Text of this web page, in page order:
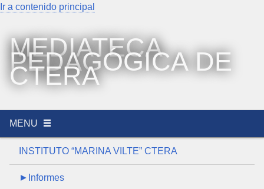
Ir a contenido principal
MEDIATECA
PEDAGÓGICA DE
CTERA
MENU
INSTITUTO “MARINA VILTE” CTERA
►Informes